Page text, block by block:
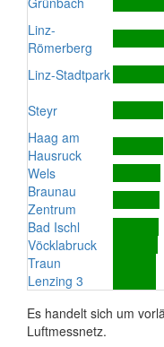
Linz-
Römerberg
Linz-Stadtpark
Steyr
Haag am
Hausruck
Wels
Braunau
Zentrum
Bad Ischl
Vöcklabruck
Traun
Lenzing 3
Es handelt sich um
Luftmessnetz.